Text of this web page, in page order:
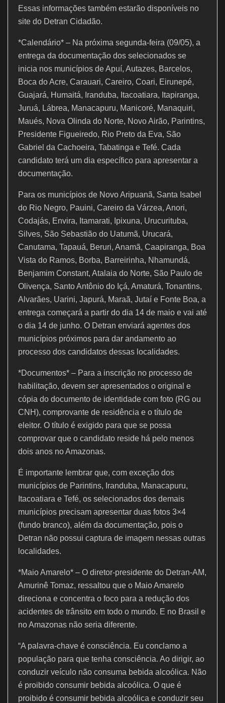
Essas informações também estarão disponíveis no
site do Detran Cidadão.
*Calendário* – Na próxima segunda-feira (09/05), a
entrega da documentação dos selecionados se
inicia nos municípios de Apuí, Autazes, Barcelos,
Boca do Acre, Carauari, Careiro, Coari, Eirunepé,
Guajará, Humaitá, Iranduba, Itacoatiara, Itapiranga,
Juruá, Lábrea, Manacapuru, Manicoré, Manaquiri,
Maués, Nova Olinda do Norte, Novo Airão, Parintins,
Presidente Figueiredo, Rio Preto da Eva, São
Gabriel da Cachoeira, Tabatinga e Tefé. Cada
candidato terá um dia específico para apresentar a
documentação.
Para os municípios de Novo Aripuanã, Santa Isabel
do Rio Negro, Pauini, Careiro da Várzea, Anori,
Codajás, Envira, Itamarati, Ipixuna, Urucurituba,
Silves, São Sebastião do Uatumã, Urucará,
Canutama, Tapauá, Beruri, Anamã, Caapiranga, Boa
Vista do Ramos, Borba, Barreirinha, Nhamundá,
Benjamim Constant, Atalaia do Norte, São Paulo de
Olivença, Santo Antônio do Içá, Amaturá, Tonantins,
Alvarães, Uarini, Japurá, Maraã, Jutaí e Fonte Boa, a
entrega começará a partir do dia 14 de maio e vai até
o dia 14 de junho. O Detran enviará agentes dos
municípios próximos para dar andamento ao
processo dos candidatos dessas localidades.
*Documentos* – Para a inscrição no processo de
habilitação, devem ser apresentados o original e
cópia do documento de identidade com foto (RG ou
CNH), comprovante de residência e o título de
eleitor. O título é exigido para que se possa
comprovar que o candidato reside há pelo menos
dois anos no Amazonas.
É importante lembrar que, com exceção dos
municípios de Parintins, Iranduba, Manacapuru,
Itacoatiara e Tefé, os selecionados dos demais
municípios precisam apresentar duas fotos 3×4
(fundo branco), além da documentação, pois o
Detran não possui captura de imagem nessas outras
localidades.
*Maio Amarelo* – O diretor-presidente do Detran-AM,
Amurinê Tomaz, ressaltou que o Maio Amarelo
direciona e concentra o foco para a redução dos
acidentes de trânsito em todo o mundo. E no Brasil e
no Amazonas não seria diferente.
“A palavra-chave é consciência. Eu conclamo a
população para que tenha consciência. Ao dirigir, ao
conduzir veículo não consuma bebida alcoólica. Não
é proibido consumir bebida alcoólica. O que é
proibido é consumir bebida alcoólica e conduzir seu